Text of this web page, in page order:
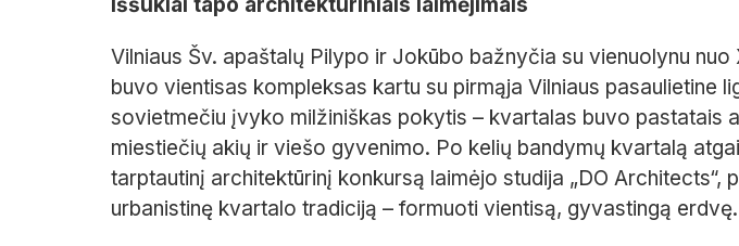
Iššūkiai tapo architektūriniais laimėjimais
Vilniaus Šv. apaštalų Pilypo ir Jokūbo bažnyčia su vienuolynu nuo
buvo vientisas kompleksas kartu su pirmąja Vilniaus pasaulietine
sovietmečiu įvyko milžiniškas pokytis – kvartalas buvo pastatais
miestiečių akių ir viešo gyvenimo. Po kelių bandymų kvartalą
tarptautinį architektūrinį konkursą laimėjo studija „DO Architects“,
urbanistinę kvartalo tradiciją – formuoti vientisą, gyvastingą erdvę.